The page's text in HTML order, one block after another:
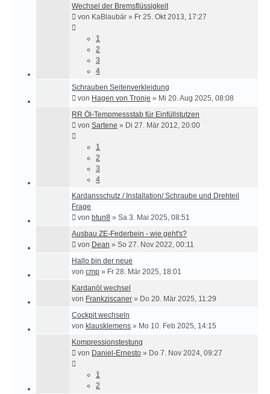
Wechsel der Bremsflüssigkeit
von KaBlaubär » Fr 25. Okt 2013, 17:27
1
2
3
4
Schrauben Seitenverkleidung
von Hagen von Tronje » Mi 20. Aug 2025, 08:08
RR Öl-Tempmessstab für Einfüllstutzen
von Sartene » Di 27. Mär 2012, 20:00
1
2
3
4
Kardansschutz / Installation/ Schraube und Drehteil
Frage
von btun8 » Sa 3. Mai 2025, 08:51
Ausbau ZE-Federbein - wie geht's?
von Dean » So 27. Nov 2022, 00:11
Hallo bin der neue
von cmp » Fr 28. Mär 2025, 18:01
Kardanöl wechsel
von Frankziscaner » Do 20. Mär 2025, 11:29
Cockpit wechseln
von klausklemens » Mo 10. Feb 2025, 14:15
Kompressionstestung
von Daniel-Ernesto » Do 7. Nov 2024, 09:27
1
2